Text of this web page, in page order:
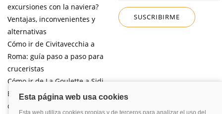
excursiones con la naviera?
Ventajas, inconvenientes y
alternativas
Cómo ir de Civitavecchia a
Roma: guía paso a paso para
cruceristas
Cómo ir de La Goulette a Sidi
Bou Said por libre desde tu
crucero